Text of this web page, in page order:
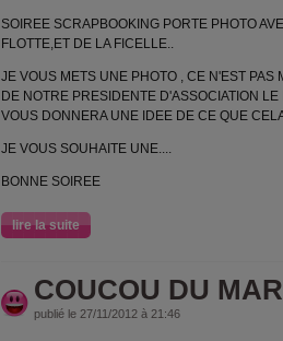
SOIREE SCRAPBOOKING PORTE PHOTO
FLOTTE,ET DE LA FICELLE..
JE VOUS METS UNE PHOTO , CE N'EST PAS
DE NOTRE PRESIDENTE D'ASSOCIATION
VOUS DONNERA UNE IDEE DE CE QUE
JE VOUS SOUHAITE UNE....
BONNE SOIREE
lire la suite
COUCOU DU
publié le 27/11/2012 à 21:46